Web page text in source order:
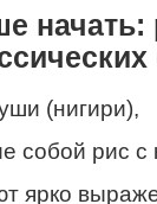
(нигири),
собой рис с
ярко